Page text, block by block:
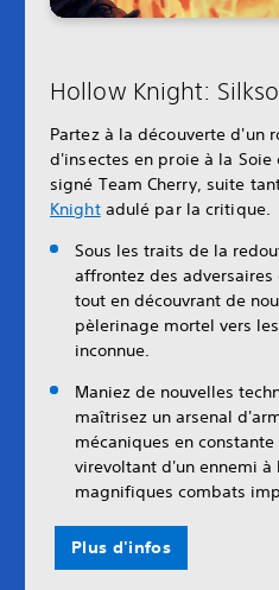
Hollow Knight:
Partez à la découverte d'un
d'insectes en proie à la Soie
signé Team Cherry, suite
Knightadulé par la critique.
Sous les traits de la
affrontez des
tout en découvrant de
pèlerinage mortel vers
inconnue.
Maniez de nouvelles
maîtrisez un arsenal
mécaniques en
virevoltant d'un ennemi à
magnifiques combats
Plus d'infos